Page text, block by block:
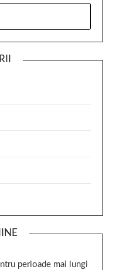
perioade mai lungi